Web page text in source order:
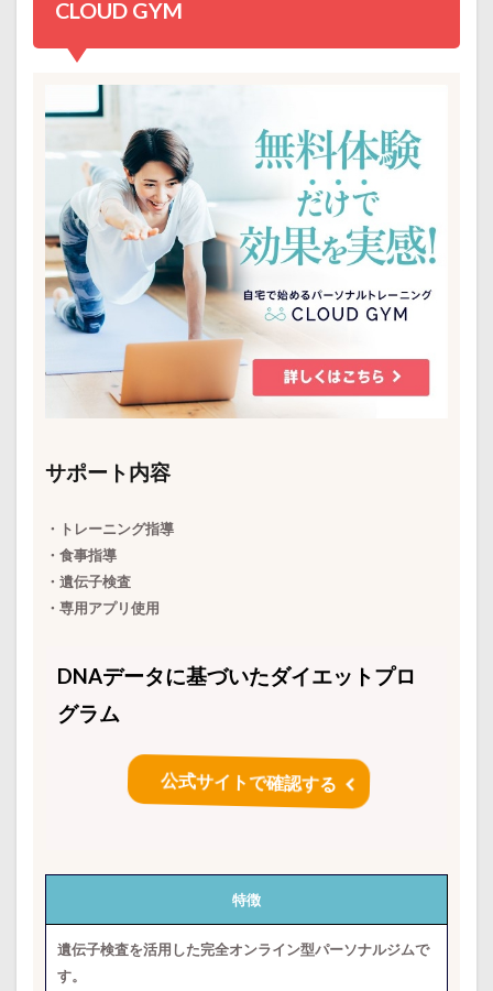
CLOUD GYM
サポート内容
・トレーニング指導
・食事指導
・遺伝子検査
・専用アプリ使用
DNAデータに基づいたダイエットプロ
グラム
公式サイトで確認する
特徴
遺伝子検査を活用した完全オンライン型パーソナルジムで
す。